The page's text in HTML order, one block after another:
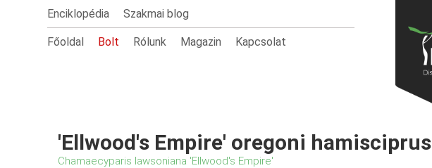
Enciklopédia Szakmai blog
Főoldal Bolt Rólunk Magazin Kapcsolat
'Ellwood's Empire' oregoni hamisciprus
Chamaecyparis lawsoniana 'Ellwood's Empire'